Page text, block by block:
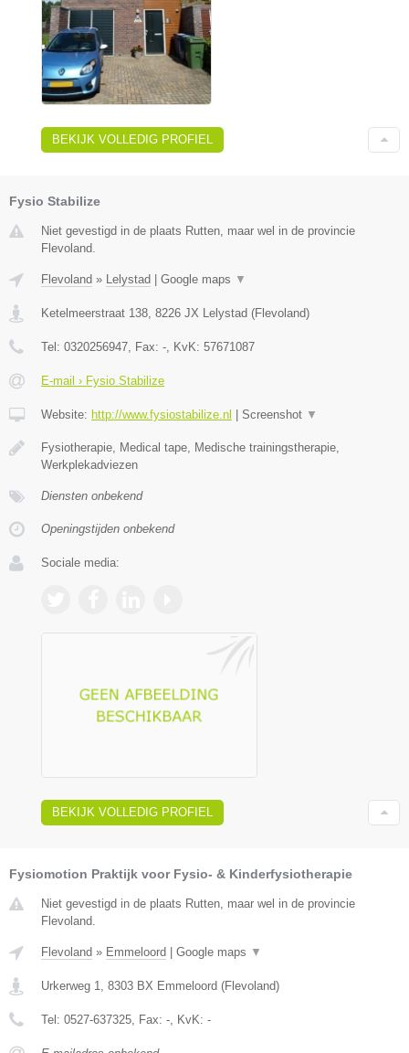
BEKIJK VOLLEDIG PROFIEL
Fysio Stabilize
Niet gevestigd in de plaats Rutten, maar wel in de provincie
Flevoland.
Flevoland » Lelystad Google maps ▼
Ketelmeerstraat 138, 8226 JX Lelystad (Flevoland)
Tel: 0320256947, Fax: -, KvK: 57671087
E-mail › Fysio Stabilize
Website: http://www.fysiostabilize.nl Screenshot ▼
Fysiotherapie, Medical tape, Medische trainingstherapie,
Werkplekadviezen
Diensten onbekend
Openingstijden onbekend
Sociale media:
BEKIJK VOLLEDIG PROFIEL
Fysiomotion Praktijk voor Fysio- & Kinderfysiotherapie
Niet gevestigd in de plaats Rutten, maar wel in de provincie
Flevoland.
Flevoland » Emmeloord Google maps ▼
Urkerweg 1 8303 BX Emmeloord (Flevoland)
Tel: 0527-637325 , Fax: - , KvK: -